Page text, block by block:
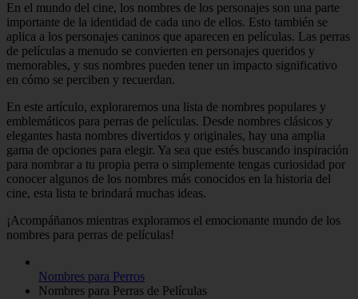
En el mundo del cine, los nombres de los personajes son una parte
importante de la identidad de cada uno de ellos. Esto también se
aplica a los personajes caninos que aparecen en películas. Las perras
de películas a menudo se convierten en personajes queridos y
memorables, y sus nombres pueden tener un impacto significativo
en cómo se perciben y recuerdan.
En este artículo, exploraremos una lista de nombres populares y
emblemáticos para perras de películas. Desde nombres clásicos y
elegantes hasta nombres divertidos y originales, hay una amplia
gama de opciones para elegir. Ya sea que estés buscando inspiración
para nombrar a tu propia perra o simplemente tengas curiosidad por
conocer algunos de los nombres más conocidos en la historia del
cine, esta lista te brindará muchas ideas.
¡Acompáñanos mientras exploramos el emocionante mundo de los
nombres para perras de películas!
Nombres para Perros
Nombres para Perras de Películas